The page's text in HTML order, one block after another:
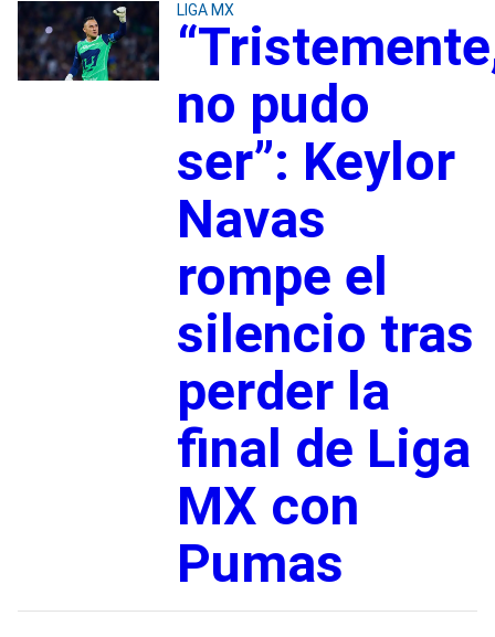
LIGA MX
no pudo
ser”: Keylor
Navas
rompe el
silencio tras
perder la
final de Liga
MX con
Pumas